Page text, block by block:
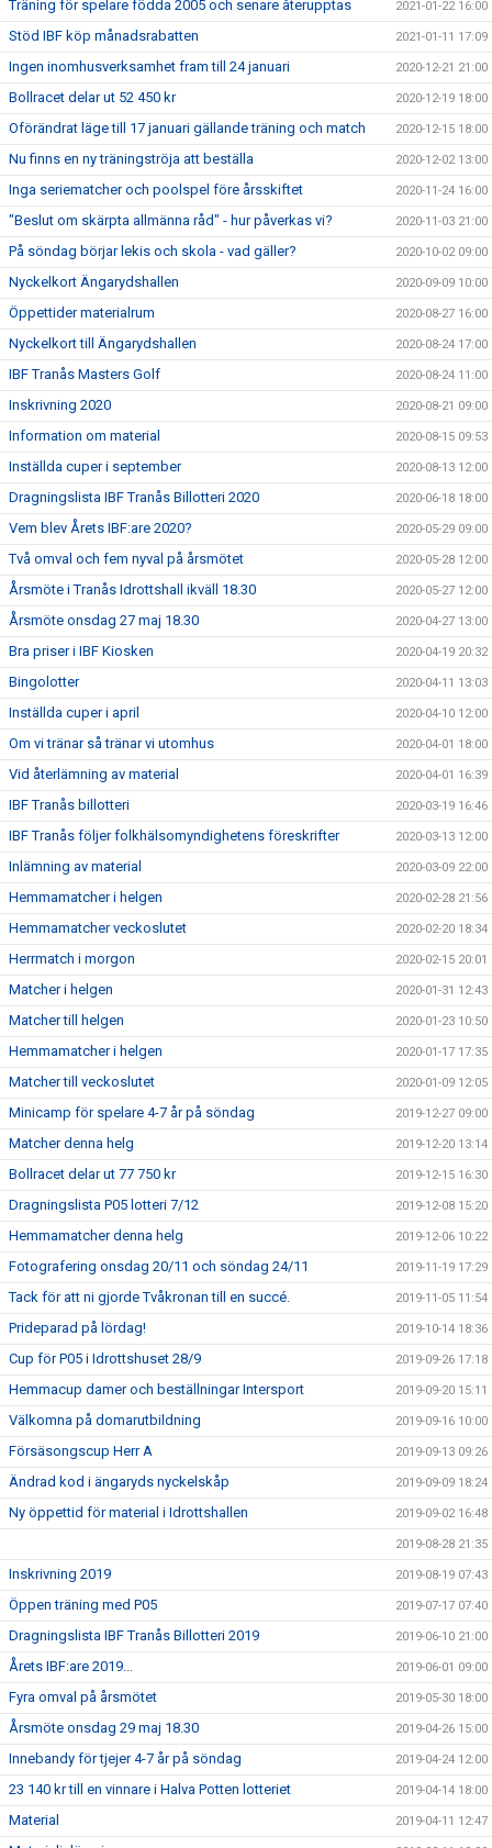
Träning för spelare födda 2005 och senare återupptas 2021-01-22 16:00
Stöd IBF köp månadsrabatten 2021-01-11 17:09
Ingen inomhusverksamhet fram till 24 januari 2020-12-21 21:00
Bollracet delar ut 52 450 kr 2020-12-19 18:00
Oförändrat läge till 17 januari gällande träning och match 2020-12-15 18:00
Nu finns en ny träningströja att beställa 2020-12-02 13:00
Inga seriematcher och poolspel före årsskiftet 2020-11-24 16:00
"Beslut om skärpta allmänna råd" - hur påverkas vi? 2020-11-03 21:00
På söndag börjar lekis och skola - vad gäller? 2020-10-02 09:00
Nyckelkort Ängarydshallen 2020-09-09 10:00
Öppettider materialrum 2020-08-27 16:00
Nyckelkort till Ängarydshallen 2020-08-24 17:00
IBF Tranås Masters Golf 2020-08-24 11:00
Inskrivning 2020 2020-08-21 09:00
Information om material 2020-08-15 09:53
Inställda cuper i september 2020-08-13 12:00
Dragningslista IBF Tranås Billotteri 2020 2020-06-18 18:00
Vem blev Årets IBF:are 2020? 2020-05-29 09:00
Två omval och fem nyval på årsmötet 2020-05-28 12:00
Årsmöte i Tranås Idrottshall ikväll 18.30 2020-05-27 12:00
Årsmöte onsdag 27 maj 18.30 2020-04-27 13:00
Bra priser i IBF Kiosken 2020-04-19 20:32
Bingolotter 2020-04-11 13:03
Inställda cuper i april 2020-04-10 12:00
Om vi tränar så tränar vi utomhus 2020-04-01 18:00
Vid återlämning av material 2020-04-01 16:39
IBF Tranås billotteri 2020-03-19 16:46
IBF Tranås följer folkhälsomyndighetens föreskrifter 2020-03-13 12:00
Inlämning av material 2020-03-09 22:00
Hemmamatcher i helgen 2020-02-28 21:56
Hemmamatcher veckoslutet 2020-02-20 18:34
Herrmatch i morgon 2020-02-15 20:01
Matcher i helgen 2020-01-31 12:43
Matcher till helgen 2020-01-23 10:50
Hemmamatcher i helgen 2020-01-17 17:35
Matcher till veckoslutet 2020-01-09 12:05
Minicamp för spelare 4-7 år på söndag 2019-12-27 09:00
Matcher denna helg 2019-12-20 13:14
Bollracet delar ut 77 750 kr 2019-12-15 16:30
Dragningslista P05 lotteri 7/12 2019-12-08 15:20
Hemmamatcher denna helg 2019-12-06 10:22
Fotografering onsdag 20/11 och söndag 24/11 2019-11-19 17:29
Tack för att ni gjorde Tvåkronan till en succé. 2019-11-05 11:54
Prideparad på lördag! 2019-10-14 18:36
Cup för P05 i Idrottshuset 28/9 2019-09-26 17:18
Hemmacup damer och beställningar Intersport 2019-09-20 15:11
Välkomna på domarutbildning 2019-09-16 10:00
Försäsongscup Herr A 2019-09-13 09:26
Ändrad kod i ängaryds nyckelskåp 2019-09-09 18:24
Ny öppettid för material i Idrottshallen 2019-09-02 16:48
2019-08-28 21:35
Inskrivning 2019 2019-08-19 07:43
Öppen träning med P05 2019-07-17 07:40
Dragningslista IBF Tranås Billotteri 2019 2019-06-10 21:00
Årets IBF:are 2019... 2019-06-01 09:00
Fyra omval på årsmötet 2019-05-30 18:00
Årsmöte onsdag 29 maj 18.30 2019-04-26 15:00
Innebandy för tjejer 4-7 år på söndag 2019-04-24 12:00
23 140 kr till en vinnare i Halva Potten lotteriet 2019-04-14 18:00
Material 2019-04-11 12:47